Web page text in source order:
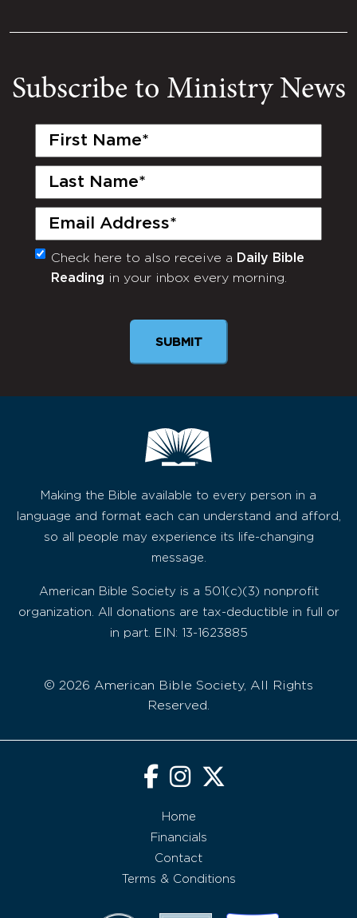
Subscribe to Ministry News
First
Last
Email
(Required)
Monthly
Newsletter
Check here to also receive a Daily Bible
Reading in your inbox every morning.
Making the Bible available to every person in a
language and format each can understand and afford,
so all people may experience its life-changing
message.
American Bible Society is a 501(c)(3) nonprofit
organization. All donations are tax-deductible in full or
in part. EIN: 13-1623885
© 2026 American Bible Society, All Rights
Reserved.
Home
Financials
Contact
Terms & Conditions